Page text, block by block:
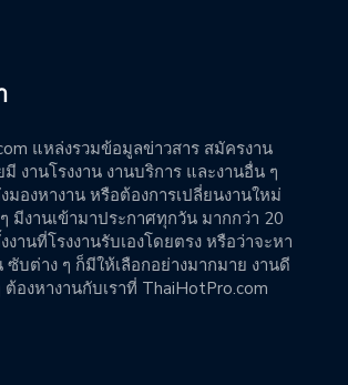
แหล่งรวมข้อมูลข่าวสาร สมัครงาน
งานโรงงาน งานบริการ และงานอื่น ๆ
มองหางาน หรือต้องการเปลี่ยนงานใหม่
มีงานเข้ามาประกาศทุกวัน มากกว่า 20
านที่โรงงานรับเองโดยตรง หรือว่าจะหา
ซับต่าง ๆ ก็มีให้เลือกอย่างมากมาย งานดี
ต้องหางานกับเราที่ ThaiHotPro.com